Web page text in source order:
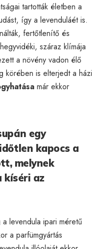
tartották életben a
így a levenduláét is.
fertőtlenítő és
száraz klímája
a növény vadon élő
körében is elterjedt a házi
már ekkor
egy
kapocs a
melynek
kíséri az
levendula ipari méretű
a parfümgyártás